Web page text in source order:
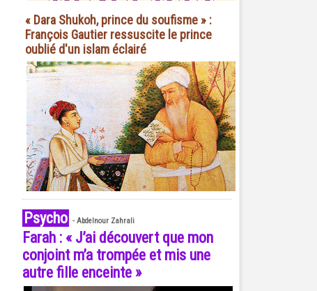
« Dara Shukoh, prince du soufisme » :
François Gautier ressuscite le prince
oublié d'un islam éclairé
Psycho - Abdelnour Zahrali
Farah : « J’ai découvert que mon
conjoint m’a trompée et mis une
autre fille enceinte »